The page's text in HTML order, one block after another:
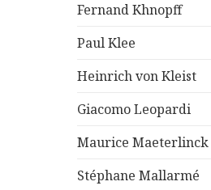
Fernand Khnopff
Paul Klee
Heinrich von Kleist
Giacomo Leopardi
Maurice Maeterlinck
Stéphane Mallarmé